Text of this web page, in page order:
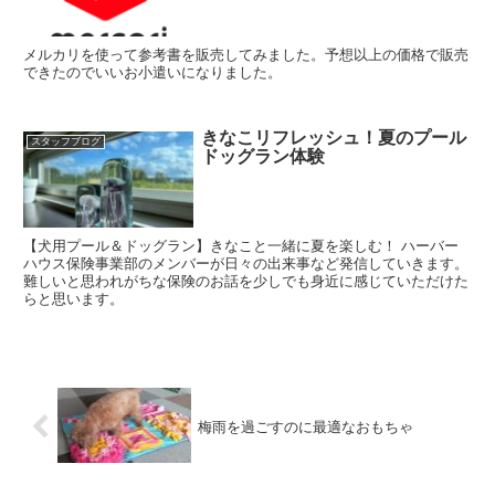
メルカリを使って参考書を販売してみました。予想以上の価格で販売
できたのでいいお小遣いになりました。
スタッフブログ
きなこリフレッシュ！夏のプール
ドッグラン体験
【犬用プール＆ドッグラン】きなこと一緒に夏を楽しむ！ ハーバー
ハウス保険事業部のメンバーが日々の出来事など発信していきます。
難しいと思われがちな保険のお話を少しでも身近に感じていただけた
らと思います。
梅雨を過ごすのに最適なおもちゃ